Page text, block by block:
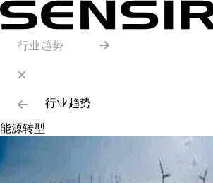
行业趋势
行业趋势
能源转型